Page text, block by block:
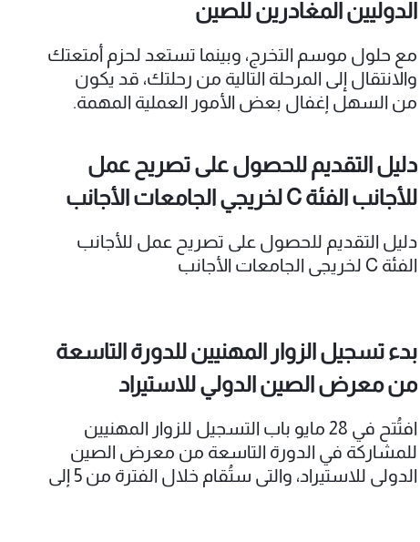
الدوليين المغادرين للصين
مع حلول موسم التخرج، وبينما تستعد لحزم أمتعتك
والانتقال إلى المرحلة التالية من رحلتك، قد يكون
من السهل إغفال بعض الأمور العملية المهمة.
دليل التقديم للحصول على تصريح عمل
للأجانب الفئة C لخريجي الجامعات الأجانب
دليل التقديم للحصول على تصريح عمل للأجانب
الفئة C لخريجي الجامعات الأجانب
بدء تسجيل الزوار المهنيين للدورة التاسعة
من معرض الصين الدولي للاستيراد
افتُتح في 28 مايو باب التسجيل للزوار المهنيين
للمشاركة في الدورة التاسعة من معرض الصين
الدولي للاستيراد، والتي ستُقام خلال الفترة من 5 إلى